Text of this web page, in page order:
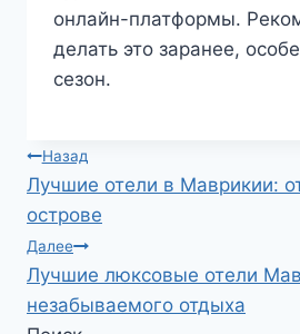
онлайн-платформы.
делать это заранее,
сезон.
Навигация
по
записям
Назад
Лучшие отели в Маврикии:
острове
Далее
Лучшие люксовые отели
незабываемого отдыха